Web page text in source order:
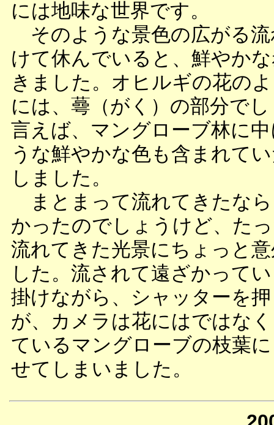
には地味な世界です。
そのような景色の広がる流
けて休んでいると、鮮やか
きました。オヒルギの花の
には、蕚（がく）の部分で
言えば、マングローブ林に
うな鮮やかな色も含まれて
しました。
まとまって流れてきたな
かったのでしょうけど、た
流れてきた光景にちょっと
した。流されて遠ざかって
掛けながら、シャッターを
が、カメラは花にはではな
ているマングローブの枝葉
せてしまいました。